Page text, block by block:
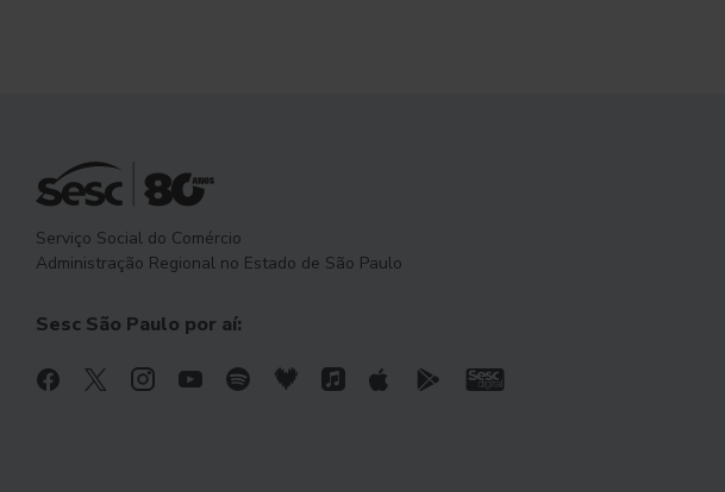
Serviço Social do Comércio
Administração Regional no Estado de São Paulo
Sesc São Paulo por aí: